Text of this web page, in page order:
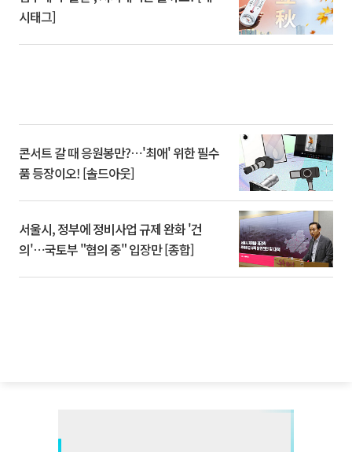
시태그]
콘서트 갈 때 응원봉만?⋯'최애' 위한 필수
품 등장이오! [솔드아웃]
서울시, 정부에 정비사업 규제 완화 '건
의'⋯국토부 "협의 중" 입장만 [종합]